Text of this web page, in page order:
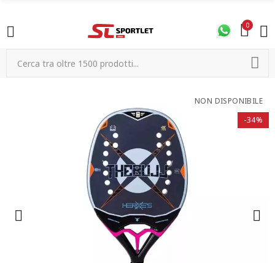
0
NON DISPONIBILE
-34%